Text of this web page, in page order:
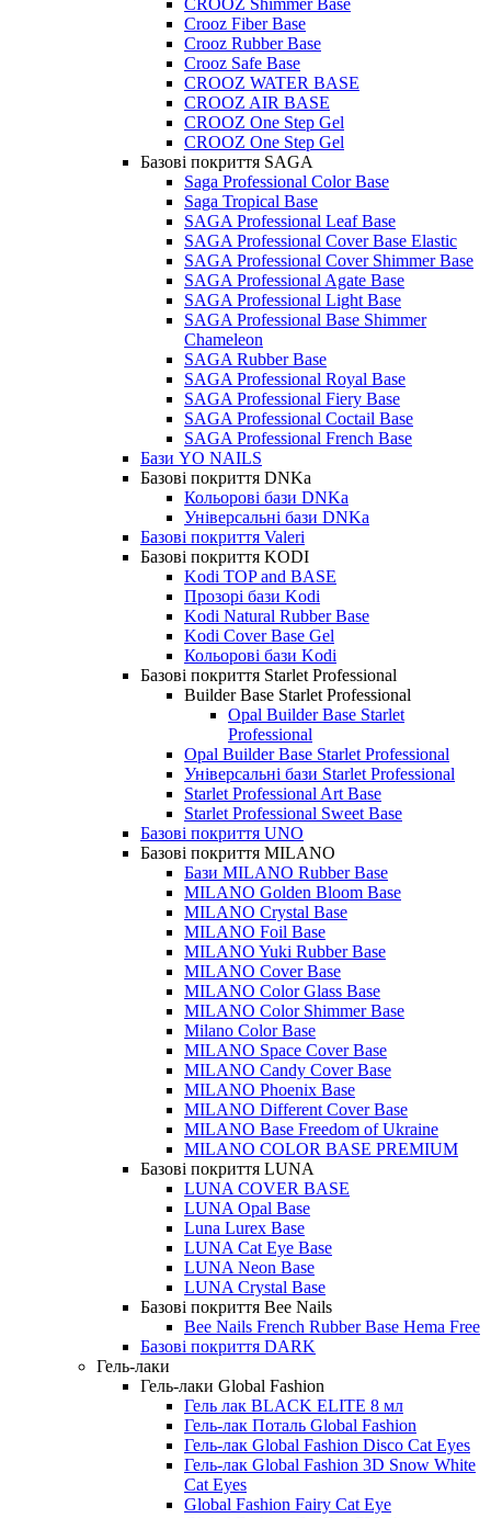
Crooz Fiber Base
Crooz Rubber Base
Crooz Safe Base
CROOZ WATER BASE
CROOZ AIR BASE
CROOZ One Step Gel
CROOZ One Step Gel
Базові покриття SAGA
Saga Professional Color Base
Saga Tropical Base
SAGA Professional Leaf Base
SAGA Professional Cover Base Elastic
SAGA Professional Cover Shimmer Base
SAGA Professional Agate Base
SAGA Professional Light Base
SAGA Professional Base Shimmer
Chameleon
SAGA Rubber Base
SAGA Professional Royal Base
SAGA Professional Fiery Base
SAGA Professional Coctail Base
SAGA Professional French Base
Бази YO NAILS
Базові покриття DNKa
Кольорові бази DNKa
Універсальні бази DNKa
Базові покриття Valeri
Базові покриття KODI
Kodi TOP and BASE
Прозорі бази Kodi
Kodi Natural Rubber Base
Kodi Cover Base Gel
Кольорові бази Kodi
Базові покриття Starlet Professional
Builder Base Starlet Professional
Opal Builder Base Starlet
Professional
Opal Builder Base Starlet Professional
Універсальні бази Starlet Professional
Starlet Professional Art Base
Starlet Professional Sweet Base
Базові покриття UNO
Базові покриття MILANO
Бази MILANO Rubber Base
MILANO Golden Bloom Base
MILANO Crystal Base
MILANO Foil Base
MILANO Yuki Rubber Base
MILANO Cover Base
MILANO Color Glass Base
MILANO Color Shimmer Base
Milano Color Base
MILANO Space Cover Base
MILANO Candy Cover Base
MILANO Phoenix Base
MILANO Different Cover Base
MILANO Base Freedom of Ukraine
MILANO COLOR BASE PREMIUM
Базові покриття LUNA
LUNA COVER BASE
LUNA Opal Base
Luna Lurex Base
LUNA Cat Eye Base
LUNA Neon Base
LUNA Crystal Base
Базові покриття Bee Nails
Bee Nails French Rubber Base Hema Free
Базові покриття DARK
Гель-лаки
Гель-лаки Global Fashion
Гель лак BLACK ELITE 8 мл
Гель-лак Поталь Global Fashion
Гель-лак Global Fashion Disco Cat Eyes
Гель-лак Global Fashion 3D Snow White
Cat Eyes
Global Fashion Fairy Cat Eye